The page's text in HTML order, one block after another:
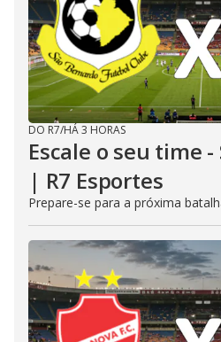
DO R7/HÁ 3 HORAS
Escale o seu time
| R7 Esportes
Prepare-se para a próxima